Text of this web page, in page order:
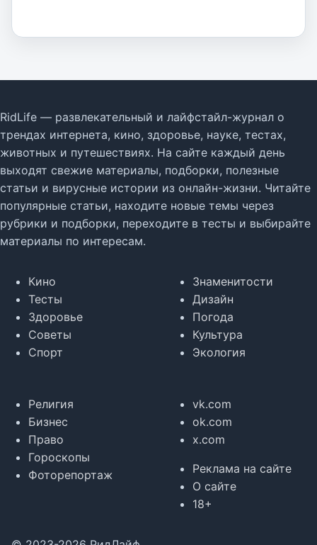
RidLife — развлекательный и лайфстайл-журнал о
трендах интернета, кино, здоровье, науке, тестах,
животных и путешествиях. На сайте каждый день
выходят свежие материалы, подборки, полезные
статьи и вирусные истории из онлайн-жизни. Читайте
популярные статьи, находите новые темы через
рубрики и подборки, переходите в тесты и выбирайте
материалы по интересам.
Кино
Тесты
Здоровье
Советы
Спорт
Знаменитости
Дизайн
Погода
Культура
Экология
Религия
Бизнес
Право
Гороскопы
Фоторепортаж
vk.com
ok.com
x.com
Реклама на сайте
О сайте
18+